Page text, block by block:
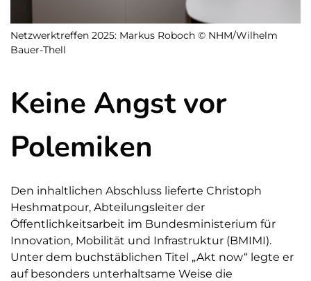
Netzwerktreffen 2025: Markus Roboch © NHM/Wilhelm
Bauer-Thell
Keine Angst vor
Polemiken
Den inhaltlichen Abschluss lieferte Christoph
Heshmatpour, Abteilungsleiter der
Öffentlichkeitsarbeit im Bundesministerium für
Innovation, Mobilität und Infrastruktur (BMIMI).
Unter dem buchstäblichen Titel „Akt now“ legte er
auf besonders unterhaltsame Weise die